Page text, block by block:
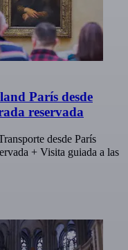
París desde
reservada
desde París
+ Visita guiada a las